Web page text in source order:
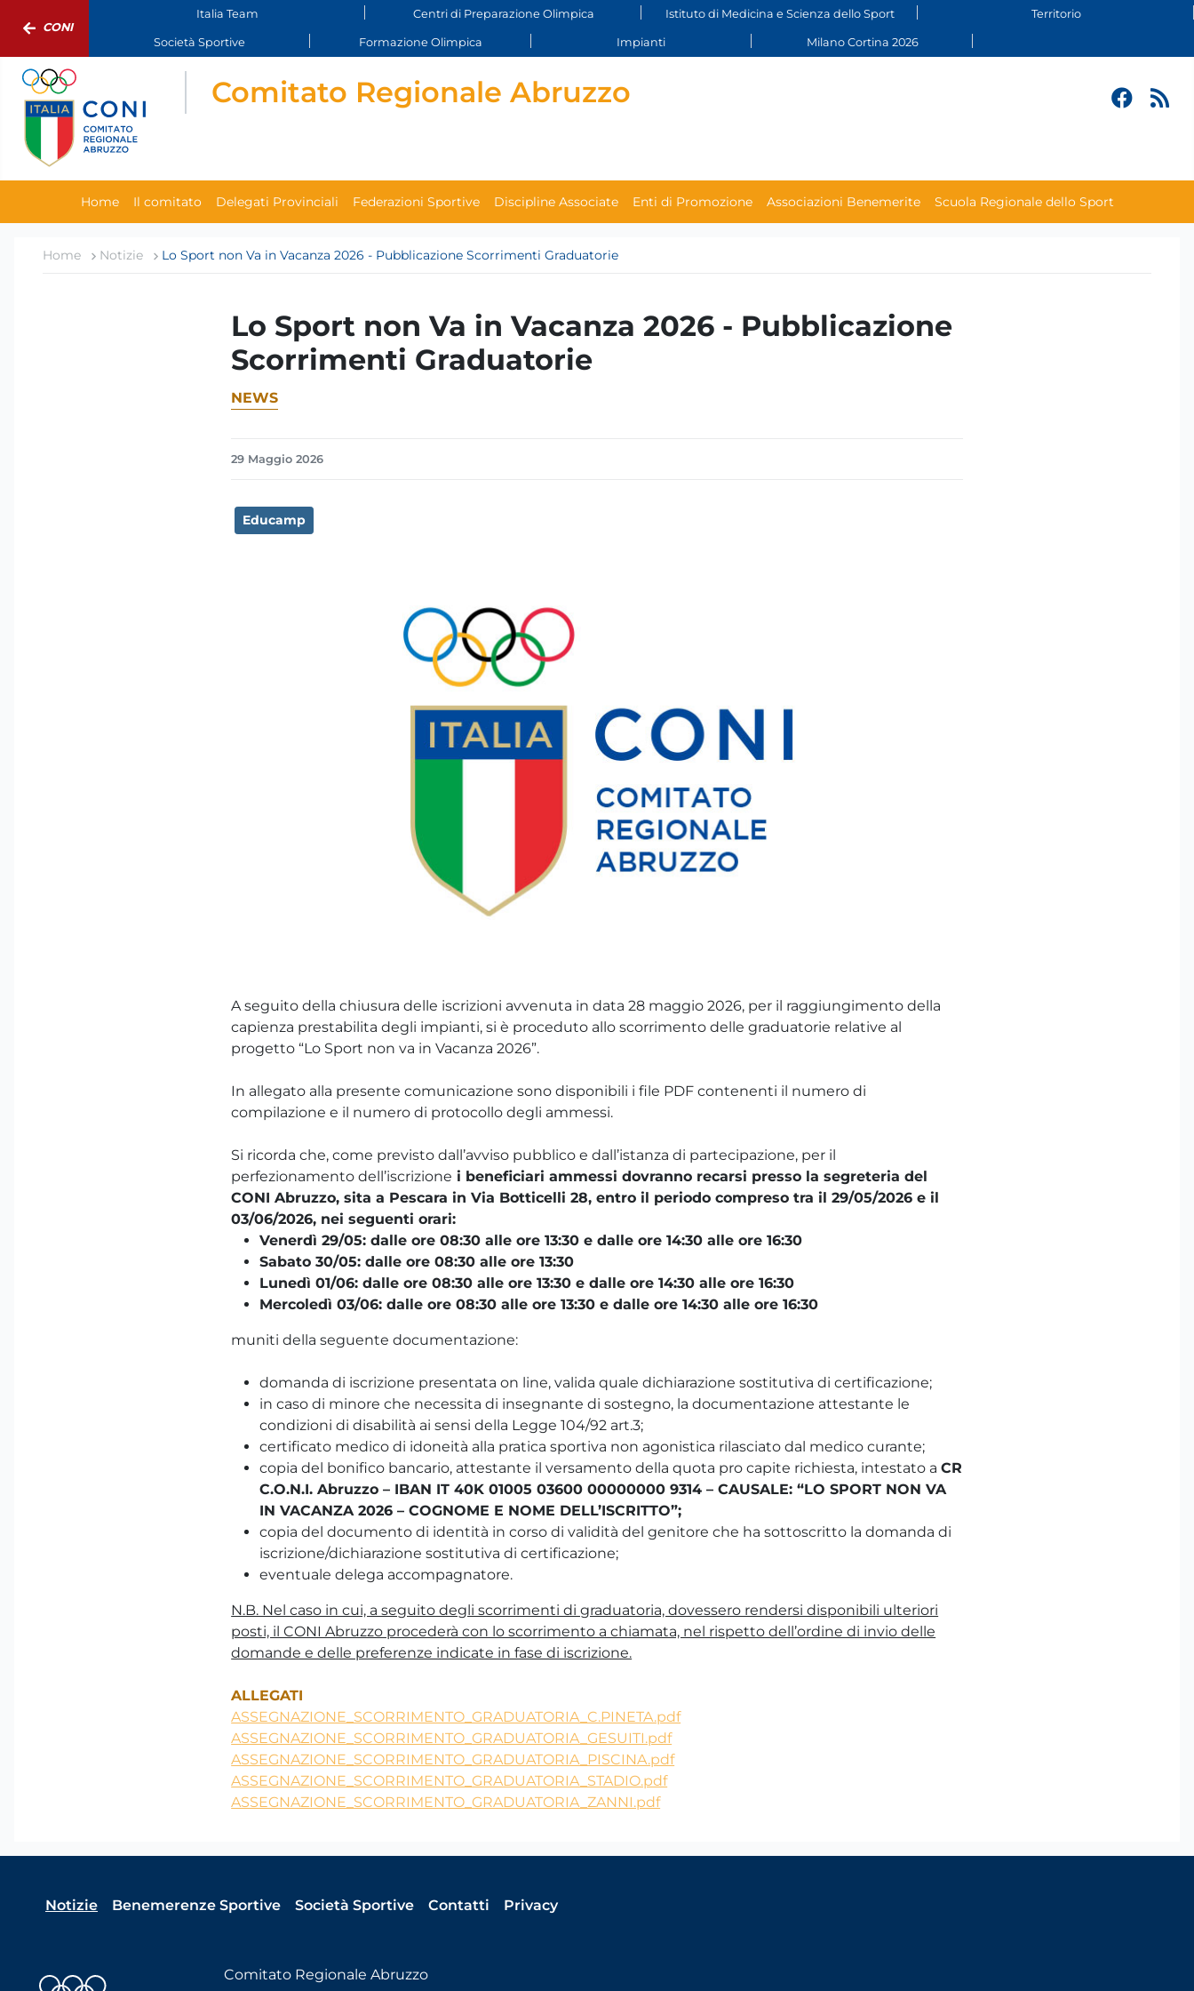
CONI
Italia Team Centri di Preparazione Olimpica Istituto di Medicina e Scienza dello Sport Territorio
Società Sportive Formazione Olimpica Impianti Milano Cortina 2026
Comitato Regionale Abruzzo
Home Il comitato Delegati Provinciali Federazioni Sportive Discipline Associate Enti di Promozione Associazioni Benemerite Scuola Regionale dello Sport
Home Notizie Lo Sport non Va in Vacanza 2026 - Pubblicazione Scorrimenti Graduatorie
Lo Sport non Va in Vacanza 2026 - Pubblicazione
Scorrimenti Graduatorie
NEWS
29 Maggio 2026
Educamp
A seguito della chiusura delle iscrizioni avvenuta in data 28 maggio 2026, per il raggiungimento della
capienza prestabilita degli impianti, si è proceduto allo scorrimento delle graduatorie relative al
progetto “Lo Sport non va in Vacanza 2026”.
In allegato alla presente comunicazione sono disponibili i file PDF contenenti il numero di
compilazione e il numero di protocollo degli ammessi.
Si ricorda che, come previsto dall’avviso pubblico e dall’istanza di partecipazione, per il
perfezionamento dell’iscrizione i beneficiari ammessi dovranno recarsi presso la segreteria del
CONI Abruzzo, sita a Pescara in Via Botticelli 28, entro il periodo compreso tra il 29/05/2026 e il
03/06/2026, nei seguenti orari:
Venerdì 29/05: dalle ore 08:30 alle ore 13:30 e dalle ore 14:30 alle ore 16:30
Sabato 30/05: dalle ore 08:30 alle ore 13:30
Lunedì 01/06: dalle ore 08:30 alle ore 13:30 e dalle ore 14:30 alle ore 16:30
Mercoledì 03/06: dalle ore 08:30 alle ore 13:30 e dalle ore 14:30 alle ore 16:30
muniti della seguente documentazione:
domanda di iscrizione presentata on line, valida quale dichiarazione sostitutiva di certificazione;
in caso di minore che necessita di insegnante di sostegno, la documentazione attestante le
condizioni di disabilità ai sensi della Legge 104/92 art.3;
certificato medico di idoneità alla pratica sportiva non agonistica rilasciato dal medico curante;
copia del bonifico bancario, attestante il versamento della quota pro capite richiesta, intestato aCR
C.O.N.I. Abruzzo – IBAN IT 40K 01005 03600 00000000 9314 – CAUSALE: “LO SPORT NON VA
IN VACANZA 2026 – COGNOME E NOME DELL’ISCRITTO”;
copia del documento di identità in corso di validità del genitore che ha sottoscritto la domanda di
iscrizione/dichiarazione sostitutiva di certificazione;
eventuale delega accompagnatore.
N.B. Nel caso in cui, a seguito degli scorrimenti di graduatoria, dovessero rendersi disponibili ulteriori
posti, il CONI Abruzzo procederà con lo scorrimento a chiamata, nel rispetto dell’ordine di invio delle
domande e delle preferenze indicate in fase di iscrizione.
ALLEGATI
ASSEGNAZIONE_SCORRIMENTO_GRADUATORIA_C.PINETA.pdf
ASSEGNAZIONE_SCORRIMENTO_GRADUATORIA_GESUITI.pdf
ASSEGNAZIONE_SCORRIMENTO_GRADUATORIA_PISCINA.pdf
ASSEGNAZIONE_SCORRIMENTO_GRADUATORIA_STADIO.pdf
ASSEGNAZIONE_SCORRIMENTO_GRADUATORIA_ZANNI.pdf
Notizie Benemerenze Sportive Società Sportive Contatti Privacy
Comitato Regionale Abruzzo